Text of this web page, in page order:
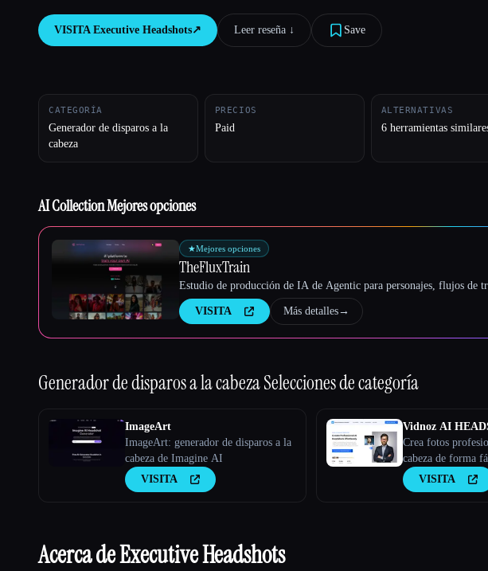
VISITA Executive Headshots↗︎ Leer reseña ↓︎ Save
CATEGORÍA
Generador de disparos a la
cabeza
PRECIOS
Paid
ALTERNATIVAS
6 herramientas
AI Collection Mejores opciones
★Mejores opciones
TheFluxTrain
Estudio de producción de IA de Agentic para personajes, flujos de
VISITA Más detalles→
Generador de disparos a la cabezaSelecciones de categoría
ImageArt
ImageArt: generador de disparos a la
cabeza de Imagine AI
VISITA
Vidnoz AI
GENERATOR
Crea fotos
cabeza de forma
VISITA
Acerca de Executive Headshots